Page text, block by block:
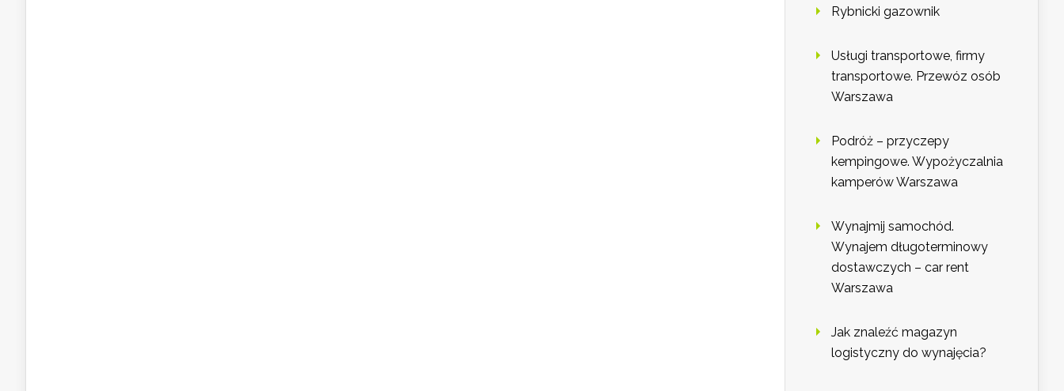
Rybnicki gazownik
Usługi transportowe, firmy
transportowe. Przewóz osób
Warszawa
Podróż – przyczepy
kempingowe. Wypożyczalnia
kamperów Warszawa
Wynajmij samochód.
Wynajem długoterminowy
dostawczych – car rent
Warszawa
Jak znaleźć magazyn
logistyczny do wynajęcia?